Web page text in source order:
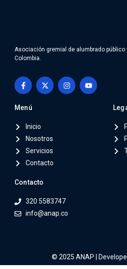
Asociación gremial de alumbrado
Colombia.
Menú
Inicio
Nosotros
Servicios
Contacto
Contacto
320 5583747
info@anap.co
© 2025 ANAP |